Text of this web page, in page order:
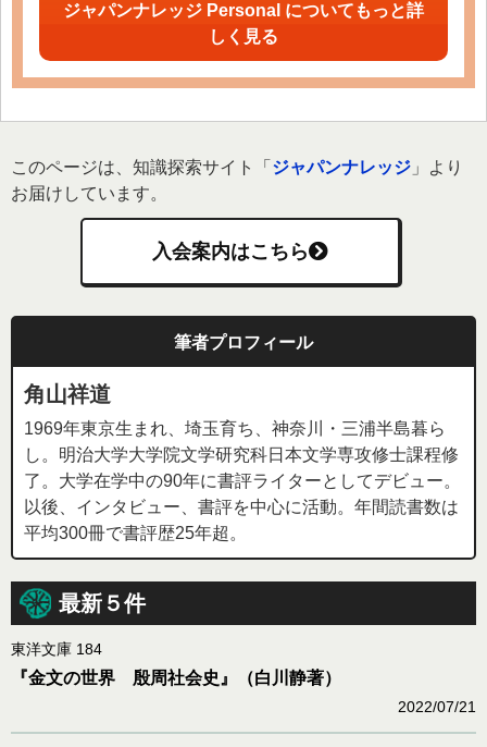
ジャパンナレッジ Personal についてもっと詳
しく見る
このページは、知識探索サイト「 ジャパンナレッジ 」より
お届けしています。
入会案内はこちら
筆者プロフィール
角山祥道
1969年東京生まれ、埼玉育ち、神奈川・三浦半島暮ら
し。明治大学大学院文学研究科日本文学専攻修士課程修
了。大学在学中の90年に書評ライターとしてデビュー。
以後、インタビュー、書評を中心に活動。年間読書数は
平均300冊で書評歴25年超。
最新５件
東洋文庫 184
『金文の世界 殷周社会史』（白川静著）
2022/07/21